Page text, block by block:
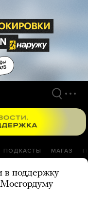
ПОДКАСТЫ МАГАЗ
в поддержку